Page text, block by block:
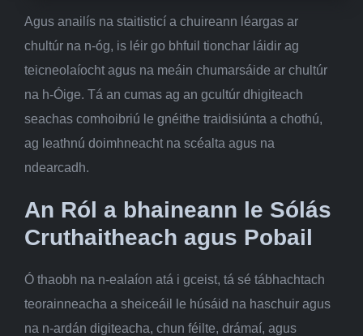
Agus anailís na staitisticí a chuireann léargas ar
chultúr na n-óg, is léir go bhfuil tionchar láidir ag
teicneolaíocht agus na meáin chumarsáide ar chultúr
na h-Óige. Tá an cumas ag an gcultúr dhigiteach
seachas comhoibriú le gnéithe traidisiúnta a chothú,
ag leathnú doimhneacht na scéalta agus na
ndearcadh.
An Ról a bhaineann le Sólás
Cruthaitheach agus Pobail
Ó thaobh na n-ealaíon atá i gceist, tá sé tábhachtach
teorainneacha a sheiceáil le húsáid na haschuir agus
na n-ardán digiteacha, chun féilte, drámaí, agus